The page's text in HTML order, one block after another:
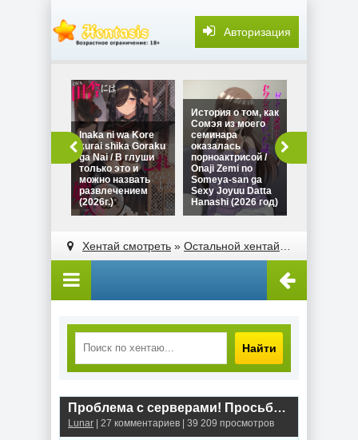
Авторизация
Inaka ni wa Kore
kurai shika Goraku
ga Nai / В глуши
только это и
можно назвать
развлечением
(2026г.)
История о том, как
Сомэя из моего
семинара
оказалась
порноактрисой /
Onaji Zemi no
Someya-san ga
Sexy Joyuu Datta
Hanashi (2026 год)
Хентай смотреть » Остальной хентай
Найти
Проблема с серверами! Просьба подождать.
Lunar | 27 комментариев | 39 209 просмотров